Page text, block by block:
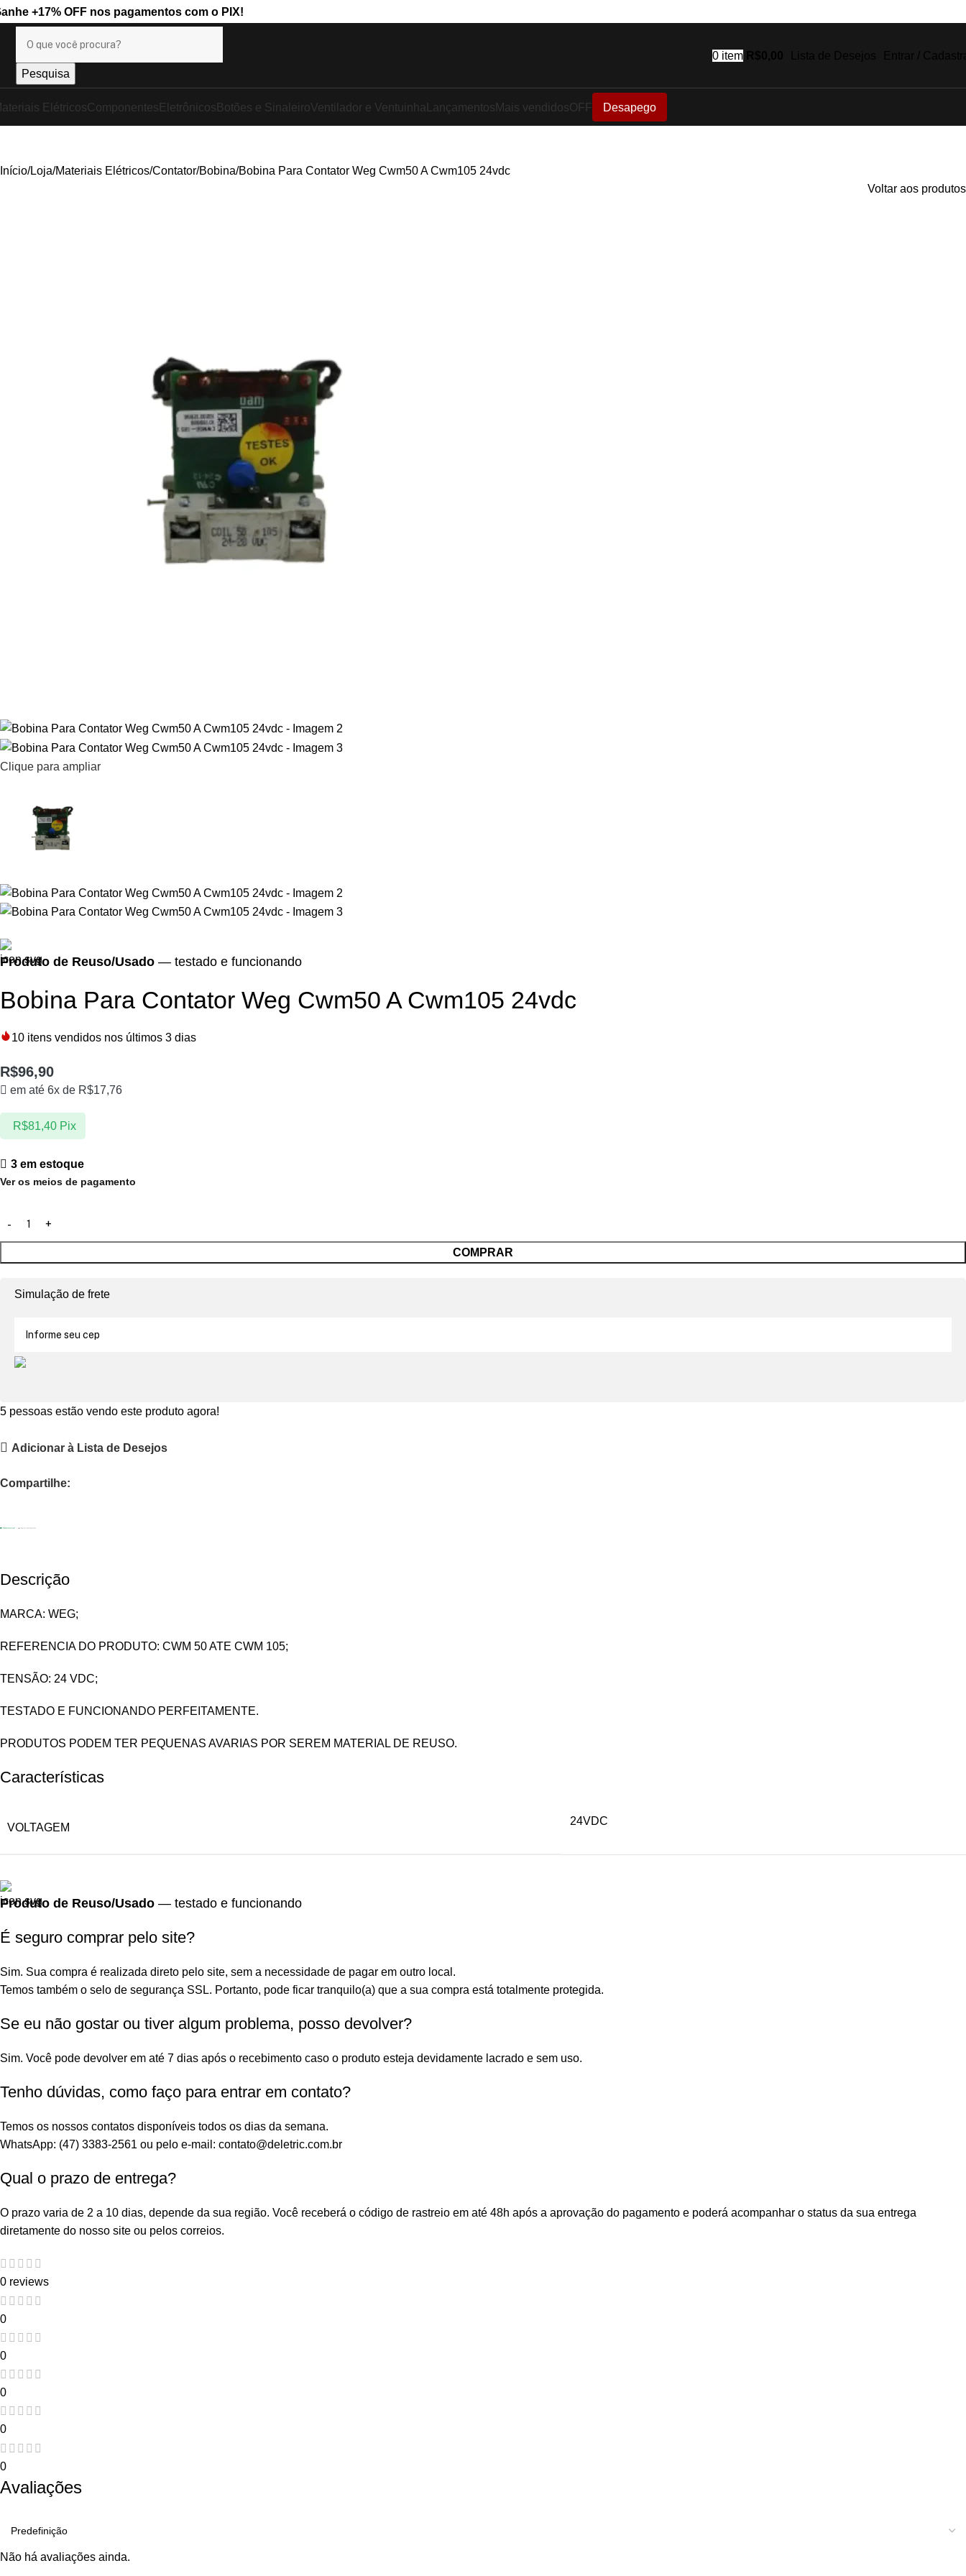
+17% OFF nos pagamentos com o PIX!
Pesquisa
0 item
ElétricosComponentes Eletrônicos Botões e SinaleiroVentilador e Ventuinha Lançamentos Mais vendidosOFF Desapego
Início Loja Materiais Elétricos Contator Bobina Bobina Para Contator Weg Cwm50 A Cwm105 24vdc
Voltar aos produtos
Clique para ampliar
Produto de Reuso/Usado — testado e funcionando
Bobina Para Contator Weg Cwm50 A Cwm105 24vdc
10 itens vendidos nos últimos 3 dias
R$96,90
em até 6x de R$17,76
R$81,40 Pix
3 em estoque
Ver os meios de pagamento
COMPRAR
Simulação de frete
5 pessoas estão vendo este produto agora!
Adicionar à Lista de Desejos
Compartilhe:
Descrição
MARCA: WEG;
REFERENCIA DO PRODUTO: CWM 50 ATE CWM 105;
TENSÃO: 24 VDC;
TESTADO E FUNCIONANDO PERFEITAMENTE.
PRODUTOS PODEM TER PEQUENAS AVARIAS POR SEREM MATERIAL DE REUSO.
Características
VOLTAGEM
24VDC
Produto de Reuso/Usado — testado e funcionando
É seguro comprar pelo site?
Sim. Sua compra é realizada direto pelo site, sem a necessidade de pagar em outro local.
Temos também o selo de segurança SSL. Portanto, pode ficar tranquilo(a) que a sua compra está totalmente protegida.
Se eu não gostar ou tiver algum problema, posso devolver?
Sim. Você pode devolver em até 7 dias após o recebimento caso o produto esteja devidamente lacrado e sem uso.
Tenho dúvidas, como faço para entrar em contato?
Temos os nossos contatos disponíveis todos os dias da semana.
WhatsApp: (47) 3383-2561 ou pelo e-mail: contato@deletric.com.br
Qual o prazo de entrega?
O prazo varia de 2 a 10 dias, depende da sua região. Você receberá o código de rastreio em até 48h após a aprovação do pagamento e poderá acompanhar o status da sua entrega
diretamente do nosso site ou pelos correios.
0 reviews
0
0
0
0
0
Avaliações
Não há avaliações ainda.